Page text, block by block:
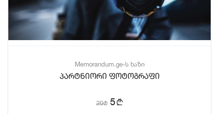
Memorandum.ge-ს ხაზი
პარტნიორი ფოტოგრაფი
20b 5b